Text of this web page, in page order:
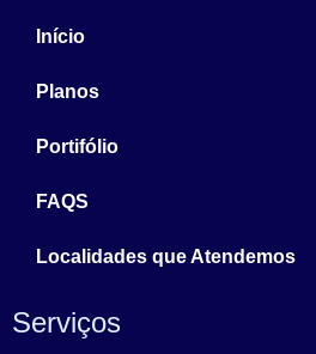
Início
Planos
Portifólio
FAQS
Localidades que Atendemos
Serviços